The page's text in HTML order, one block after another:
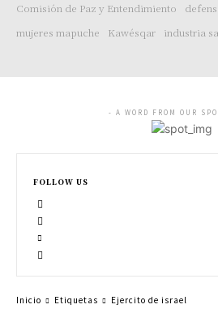
Comisión de Paz y Entendimiento
mujeres mapuche
Kawésqar industria
- A WORD FROM OUR
FOLLOW US
Inicio Etiquetas Ejercito de israel